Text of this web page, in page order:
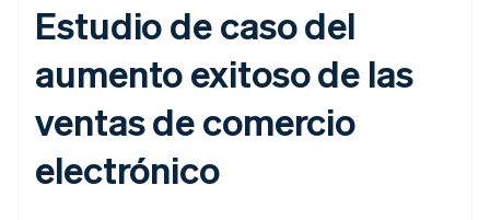
Estudio de caso del
aumento exitoso de las
ventas de comercio
electrónico